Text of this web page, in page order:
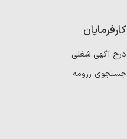
کارفرمایان
درج آگهی شغلی
جستجوی رزومه